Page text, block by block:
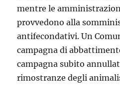
mentre le
provvedono alla
antifecondativi. Un
campagna di
campagna subito
rimostranze degli